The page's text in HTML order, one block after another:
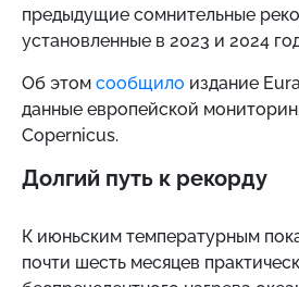
предыдущие сомнительные
установленные в 2023 и 2024
Об этом сообщило издание
данные европейской
Copernicus.
Долгий путь к рекорду
К июньским температурным
почти шесть месяцев